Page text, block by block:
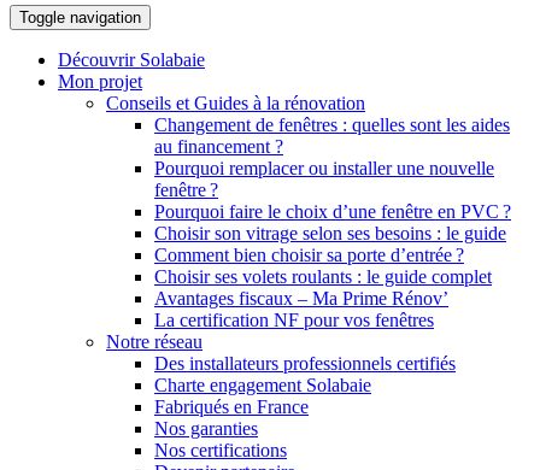
Toggle navigation
Découvrir Solabaie
Mon projet
Conseils et Guides à la rénovation
Changement de fenêtres : quelles sont les aides
au financement ?
Pourquoi remplacer ou installer une nouvelle
fenêtre ?
Pourquoi faire le choix d’une fenêtre en PVC ?
Choisir son vitrage selon ses besoins : le guide
Comment bien choisir sa porte d’entrée ?
Choisir ses volets roulants : le guide complet
Avantages fiscaux – Ma Prime Rénov’
La certification NF pour vos fenêtres
Notre réseau
Des installateurs professionnels certifiés
Charte engagement Solabaie
Fabriqués en France
Nos garanties
Nos certifications